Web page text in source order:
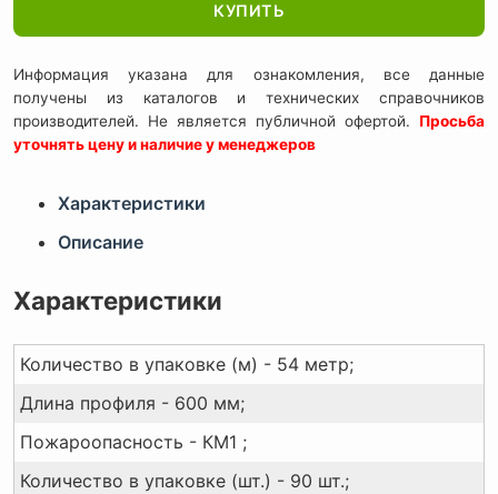
КУПИТЬ
Информация указана для ознакомления, все данные
получены из каталогов и технических справочников
производителей. Не является публичной офертой. Просьба
уточнять цену и наличие у менеджеров
Характеристики
Описание
Характеристики
Количество в упаковке (м) - 54 метр;
Длина профиля - 600 мм;
Пожароопасность - КМ1 ;
Количество в упаковке (шт.) - 90 шт.;